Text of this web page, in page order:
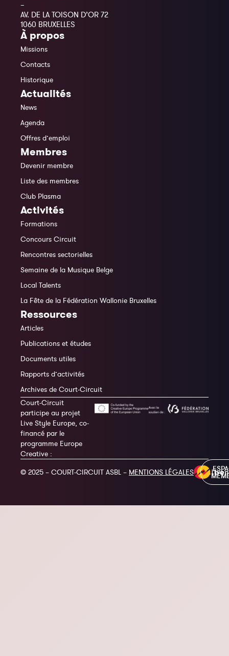
–
AV. DE LA TOISON D’OR 72
1060 BRUXELLES
À propos
Missions
Contacts
Historique
Actualités
News
Agenda
Offres d’emploi
Membres
Devenir membre
Liste des membres
Club Plasma
Activités
Formations
Concours Circuit
Rencontres sectorielles
Semaine de la Musique Belge
Local Talents
La Fête de la Fédération Wallonie Bruxelles
Ressources
Articles
Publications et études
Documents utiles
Rapports d’activités
Archives de Court-Circuit
Court-Circuit
participe au projet
Live Style Europe, co-
financé par le
programme Europe
Creative :
© 2025 – COURT-CIRCUIT ASBL – MENTIONS LÉGALES